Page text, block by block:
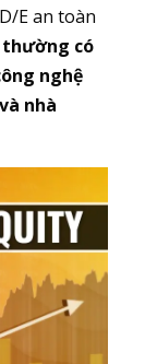
E an toàn
thường có
nghệ
nhà